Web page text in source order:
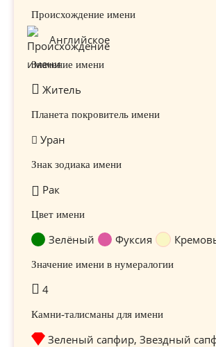
Происхождение имени
Английское
Значение имени
Житель
Планета покровитель имени
Уран
Знак зодиака имени
Рак
Цвет имени
Зелёный Фуксия
Значение имени в нумералогии
4
Камни-талисманы для имени
Зеленый сапфир, Звездный